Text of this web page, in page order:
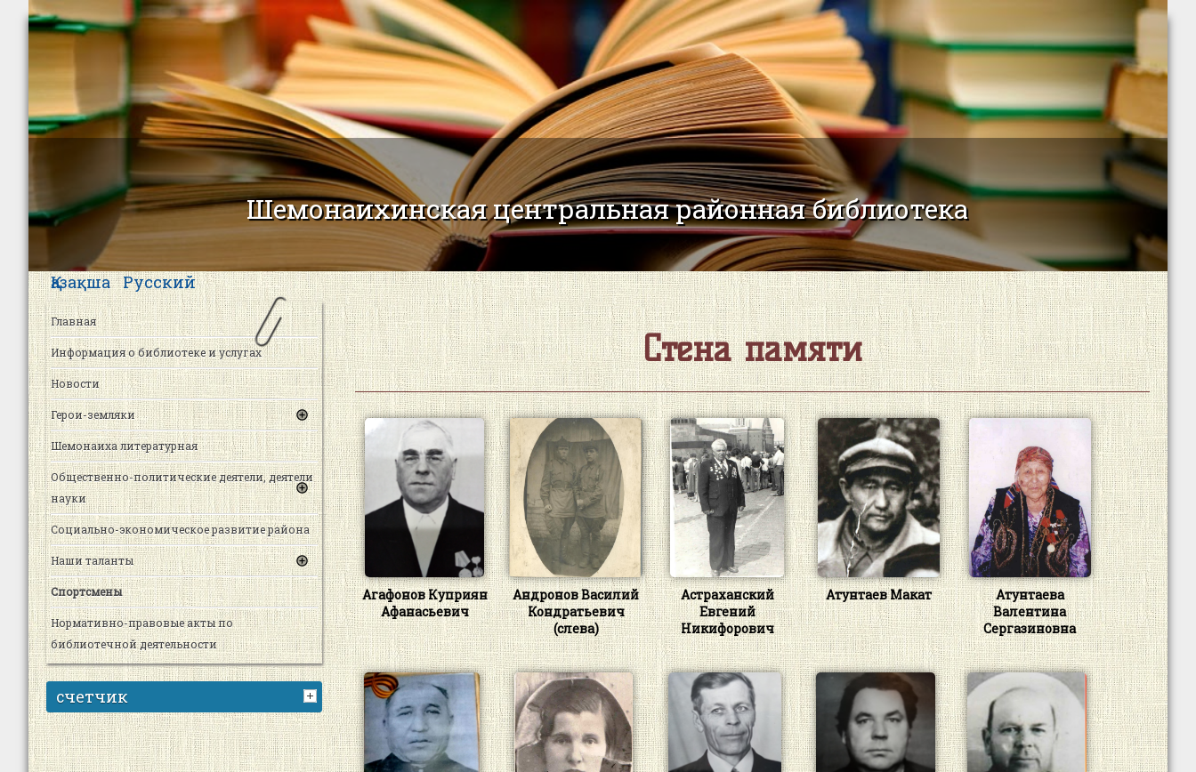
Шемонаихинская центральная районная библиотека
Қазақша Русский
Главная
Информация о библиотеке и услугах
Новости
Герои-земляки
Шемонаиха литературная
Общественно-политические деятели, деятели
науки
Социально-экономическое развитие района
Наши таланты
Спортсмены
Нормативно-правовые акты по
библиотечной деятельности
счетчик
Стена памяти
Агафонов Куприян
Афанасьевич
Андронов Василий
Кондратьевич
(слева)
Астраханский
Евгений
Никифорович
Атунтаев Макат
Атунтаева
Валентина
Сергазиновна